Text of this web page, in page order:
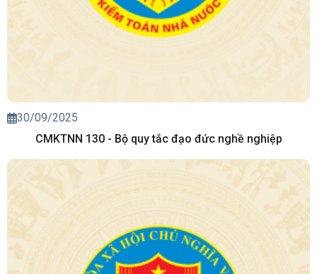
30/09/2025
CMKTNN 130 - Bộ quy tắc đạo đức nghề nghiệp